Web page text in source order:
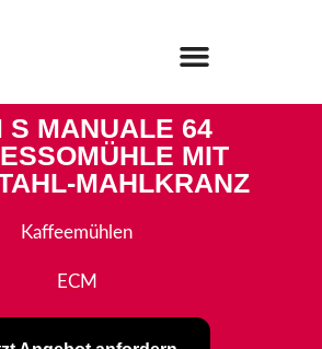
S MANUALE 64
MIT
MAHLKRANZ
Kaffeemühlen
ECM